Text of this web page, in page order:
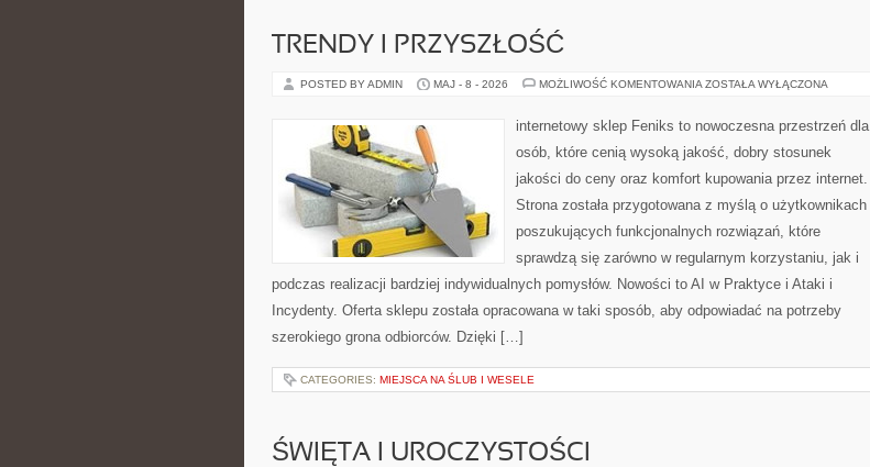
TRENDY I PRZYSZŁOŚĆ
POSTED BY ADMIN MAJ - 8 - 2026 MOŻLIWOŚĆ KOMENTOWANIA TRENDY
ZOSTAŁA WYŁĄCZONA
internetowy sklep Feniks to nowoczesna przestrzeń dla
osób, które cenią wysoką jakość, dobry stosunek
jakości do ceny oraz komfort kupowania przez internet.
Strona została przygotowana z myślą o użytkownikach
poszukujących funkcjonalnych rozwiązań, które
sprawdzą się zarówno w regularnym korzystaniu, jak i
podczas realizacji bardziej indywidualnych pomysłów. Nowości to AI w Praktyce i Ataki i
Incydenty. Oferta sklepu została opracowana w taki sposób, aby odpowiadać na potrzeby
szerokiego grona odbiorców. Dzięki […]
CATEGORIES: MIEJSCA NA ŚLUB I WESELE
ŚWIĘTA I UROCZYSTOŚCI